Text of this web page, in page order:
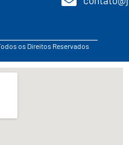
os Direitos Reservados